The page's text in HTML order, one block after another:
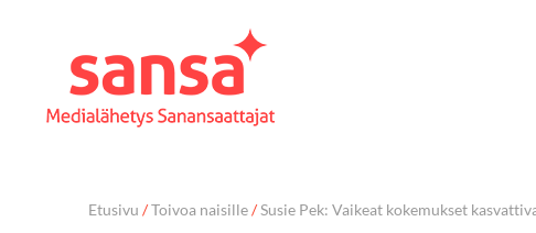
Etusivu /Toivoa naisille/Susie Pek: Vaikeat kokemukset